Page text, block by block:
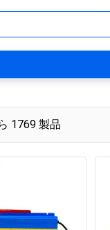
1769 製品